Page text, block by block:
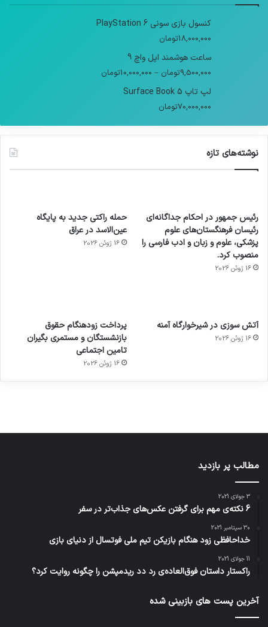
کنسول بازی سونی PlayStation 6
18,000,000تومان
ساعت هوشمند اپل واچ 9
9,500,000تومان –
10,000,000تومان
لپ تاپ Surface Book 5
70,000,000تومان
نوشته‌های تازه
رئیس جمهور در احکام جداگانه‌ای
رئیسان فرهنگستان‌های علوم
پزشکی، علوم و زبان و ادب فارسی را
منصوب کرد.
16 ژوئن 2026
حمله راکتی جدید به پایگاه
عین‌الاسد در عراق
16 ژوئن 2026
آتش سوزی در شیرخوارگاه آمنه
16 ژوئن 2026
پرداخت زودهنگام حقوق
بازنشستگان و مستمری بگیران
تامین اجتماعی
16 ژوئن 2026
برای
کشف
توسط
مجازی
…
ساعت
هوشمند
با طعم
توسط
ژاکت
در
های
2023
توسط
مطالب پر بازدید
3 جولای 2021
6 نکته‌ی مهم برای گرفتن عکس‌های جذاب‌تر در سفر
30 سپتامبر 2021
خداحافظی زود هنگام بازیکن تیم ملی فوتسال از دنیای بازی
11 جولای 2021
راکستار داستان فوق‌العاده‌ی رد دد ریدمپشن را چگونه روایت کرد؟
آخرین پست های بازبینی شده